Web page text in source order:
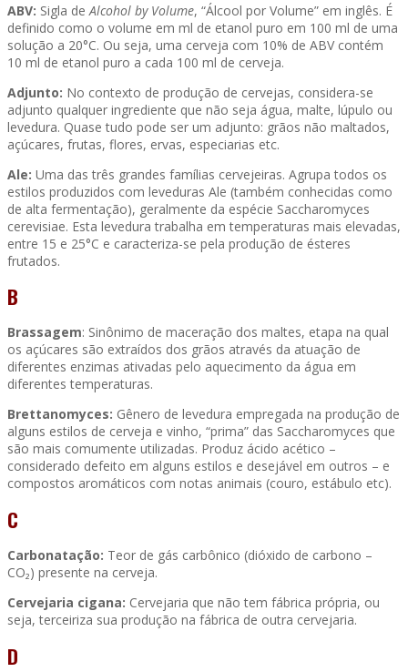
ABV: Sigla de Alcohol by Volume, “Álcool por Volume” em inglês. É
definido como o volume em ml de etanol puro em 100 ml de uma
solução a 20°C. Ou seja, uma cerveja com 10% de ABV contém
10 ml de etanol puro a cada 100 ml de cerveja.
Adjunto: No contexto de produção de cervejas, considera-se
adjunto qualquer ingrediente que não seja água, malte, lúpulo ou
levedura. Quase tudo pode ser um adjunto: grãos não maltados,
açúcares, frutas, flores, ervas, especiarias etc.
Ale: Uma das três grandes famílias cervejeiras. Agrupa todos os
estilos produzidos com leveduras Ale (também conhecidas como
de alta fermentação), geralmente da espécie Saccharomyces
cerevisiae. Esta levedura trabalha em temperaturas mais elevadas,
entre 15 e 25°C e caracteriza-se pela produção de ésteres
frutados.
B
Brassagem: Sinônimo de maceração dos maltes, etapa na qual
os açúcares são extraídos dos grãos através da atuação de
diferentes enzimas ativadas pelo aquecimento da água em
diferentes temperaturas.
Brettanomyces: Gênero de levedura empregada na produção de
alguns estilos de cerveja e vinho, “prima” das Saccharomyces que
são mais comumente utilizadas. Produz ácido acético –
considerado defeito em alguns estilos e desejável em outros – e
compostos aromáticos com notas animais (couro, estábulo etc).
C
Carbonatação: Teor de gás carbônico (dióxido de carbono –
CO₂) presente na cerveja.
Cervejaria cigana: Cervejaria que não tem fábrica própria, ou
seja, terceiriza sua produção na fábrica de outra cervejaria.
D